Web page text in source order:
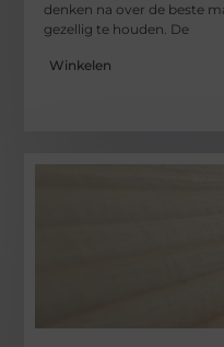
denken na over de beste
gezellig te houden. De
Winkelen